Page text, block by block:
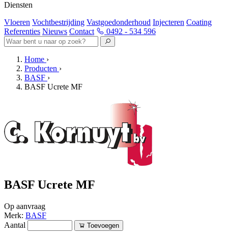
Diensten
Vloeren Vochtbestrijding Vastgoedonderhoud Injecteren Coating
Referenties Nieuws Contact 0492 - 534 596
Home ›
Producten ›
BASF ›
BASF Ucrete MF
BASF Ucrete MF
Op aanvraag
Merk: BASF
Aantal
Toevoegen